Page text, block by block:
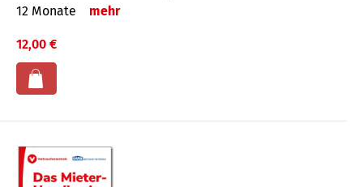
12 Monate
mehr
12,00 €